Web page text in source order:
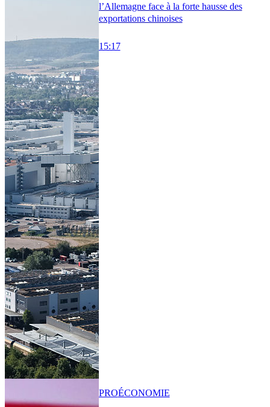
l’Allemagne face à la forte hausse des
exportations chinoises
15:17
PROÉCONOMIE